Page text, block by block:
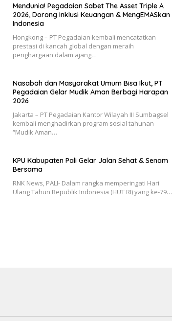
Mendunia! Pegadaian Sabet The Asset Triple A
2026, Dorong Inklusi Keuangan & MengEMASkan
Indonesia
Hongkong – PT Pegadaian kembali mencatatkan
prestasi di kancah global dengan meraih
penghargaan dalam ajang…
Nasabah dan Masyarakat Umum Bisa Ikut, PT
Pegadaian Gelar Mudik Aman Berbagi Harapan
2026
Jakarta – PT Pegadaian Kantor Wilayah III Sumbagsel
kembali menghadirkan program sosial tahunan
“Mudik Aman…
KPU Kabupaten Pali Gelar Jalan Sehat & Senam
Bersama
RNK News, PALI- Dalam rangka memperingati Hari
Ulang Tahun Republik Indonesia (HUT RI) yang ke-79…